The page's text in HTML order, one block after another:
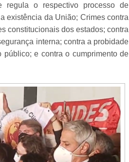
regula o respectivo processo de
existência da União; Crimes contra
constitucionais dos estados; contra
interna; contra a probidade
e contra o cumprimento de